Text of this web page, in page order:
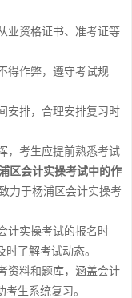
业资格证书、准考证等
得作弊，遵守考试规
安排，合理安排复习时
，考生应提前熟悉考试
区会计实操考试中的作
力于杨浦区会计实操考
计实操考试的报名时
了解考试动态。
资料和题库，涵盖会计
生系统复习。